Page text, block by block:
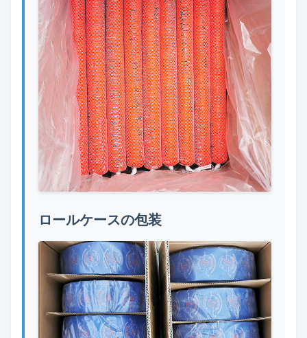
ロールケースの包装